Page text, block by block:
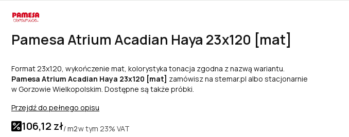
Pamesa Atrium Acadian Haya 23x120 [mat]
Format 23x120, wykończenie mat, kolorystyka tonacja zgodna z nazwą wariantu.
Pamesa Atrium Acadian Haya 23x120 [mat] zamówisz na stemar.pl albo stacjonarnie
w Gorzowie Wielkopolskim. Dostępne są także próbki.
Przejdź do pełnego opisu
106,12 zł/ m2w tym 23% VAT